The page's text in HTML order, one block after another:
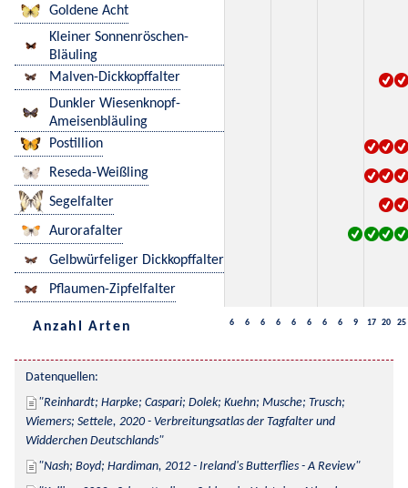
Goldene Acht
Kleiner Sonnenröschen-
Bläuling
Malven-Dickkopffalter
Dunkler Wiesenknopf-
Ameisenbläuling
Postillion
Reseda-Weißling
Segelfalter
Aurorafalter
Gelbwürfeliger Dickkopffalter
Pflaumen-Zipfelfalter
Anzahl Arten 6 6 6 6 6 6 6 6 9 17 20 25
Datenquellen:
Reinhardt; Harpke; Caspari; Dolek; Kuehn; Musche; Trusch;
Wiemers; Settele, 2020 - Verbreitungsatlas der Tagfalter und
Widderchen Deutschlands
Nash; Boyd; Hardiman, 2012 - Ireland's Butterflies - A Review